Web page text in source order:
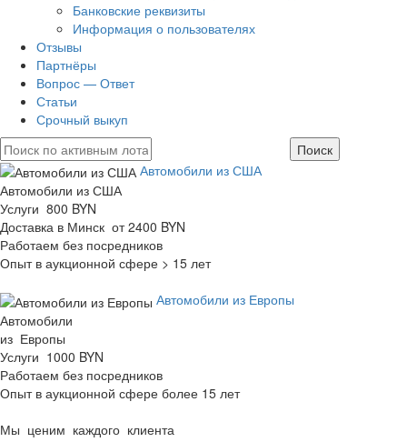
Банковские реквизиты
Информация о пользователях
Отзывы
Партнёры
Вопрос — Ответ
Статьи
Срочный выкуп
Автомобили из США
Автомобили из США
Услуги 800 BYN
Доставка в Минск от 2400 BYN
Работаем без посредников
Опыт в аукционной сфере > 15 лет
Автомобили из Европы
Автомобили
из Европы
Услуги 1000 BYN
Работаем без посредников
Опыт в аукционной сфере более 15 лет
Мы ценим каждого клиента